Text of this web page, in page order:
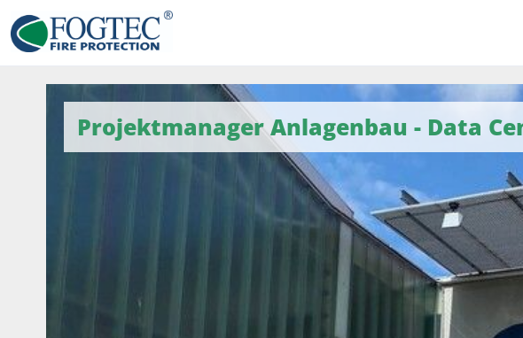
Projektmanager Anlagenbau - Data